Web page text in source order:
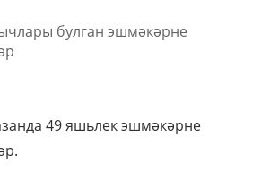
49 яшьлек эшмәкәрне